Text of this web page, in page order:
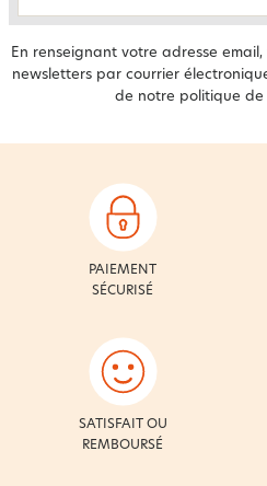
En renseignant votre adresse
newsletters par courrier
de notre politique
PAIEMENT
SÉCURISÉ
SATISFAIT OU
REMBOURSÉ